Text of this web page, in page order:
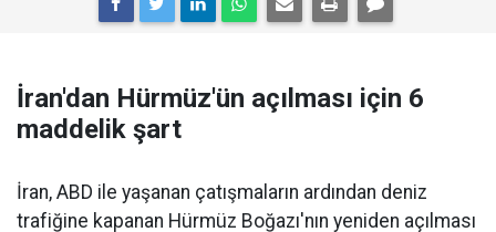
İran'dan Hürmüz'ün açılması için 6
maddelik şart
İran, ABD ile yaşanan çatışmaların ardından deniz
trafiğine kapanan Hürmüz Boğazı'nın yeniden açılması